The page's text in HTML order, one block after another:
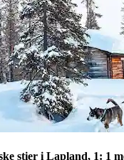
stier i Lapland, 1: 1